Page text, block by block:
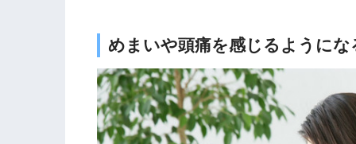
めまいや頭痛を感じるようにな